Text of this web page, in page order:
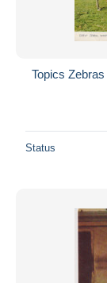
Topics
Status